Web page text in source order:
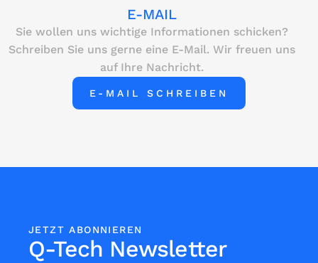
E-MAIL
Sie wollen uns wichtige Informationen schicken?
Schreiben Sie uns gerne eine E-Mail. Wir freuen uns
auf Ihre Nachricht.
E-MAIL SCHREIBEN
JETZT ABONNIEREN
Q-Tech Newsletter